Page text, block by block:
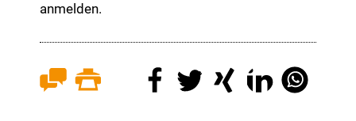
anmelden.